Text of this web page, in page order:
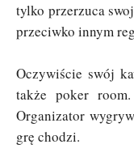
tylko przerzuca
przeciwko innym
Oczywiście swój
także poker
Organizator
grę chodzi.